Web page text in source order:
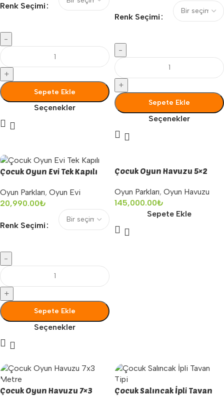
Renk Seçimi
-
+
Sepete Ekle
Seçenekler
Renk Seçimi
-
+
Sepete Ekle
Seçenekler
Çocuk Oyun Evi Tek Kapılı
Oyun Parkları, Oyun Evi
20,990.00₺
Renk Seçimi
-
+
Sepete Ekle
Seçenekler
Çocuk Oyun Havuzu 5×2
Oyun Parkları, Oyun Havuzu
145,000.00₺
Sepete Ekle
Çocuk Oyun Havuzu 7×3
Çocuk Salıncak İpli Tavan